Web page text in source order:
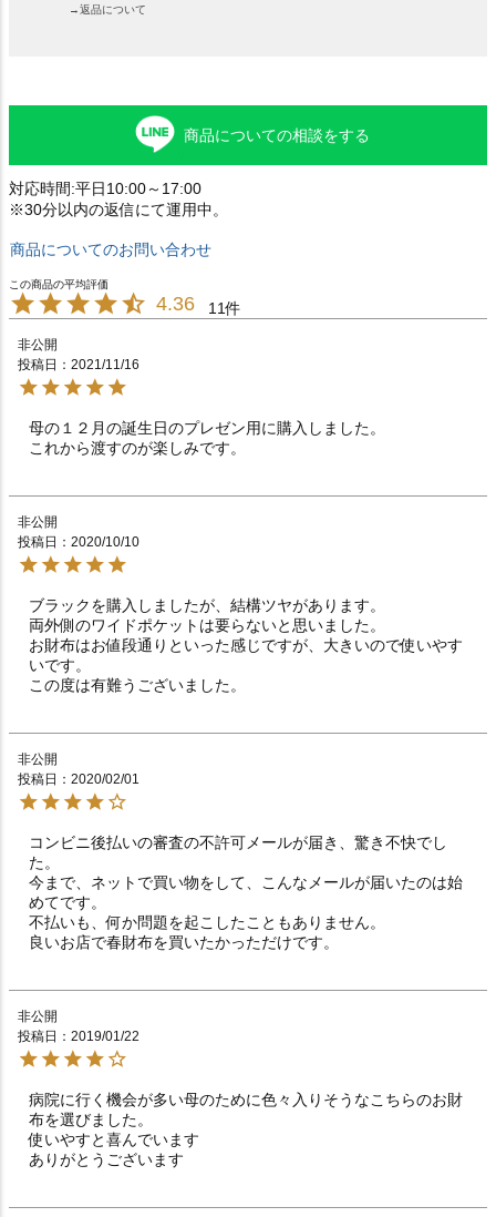
→返品について
商品についての相談をする
対応時間:平日10:00～17:00
※30分以内の返信にて運用中。
商品についてのお問い合わせ
4.36 11
非公開
投稿日
2021/11/16
母の１２月の誕生日のプレゼン用に購入しました。
これから渡すのが楽しみです。
非公開
投稿日
2020/10/10
ブラックを購入しましたが、結構ツヤがあります。
両外側のワイドポケットは要らないと思いました。
お財布はお値段通りといった感じですが、大きいので使いやす
いです。
非公開
投稿日
2020/02/01
コンビニ後払いの審査の不許可メールが届き、驚き不快でし
た。
今まで、ネットで買い物をして、こんなメールが届いたのは始
めてです。
不払いも、何か問題を起こしたこともありません。
非公開
投稿日
2019/01/22
病院に行く機会が多い母のために色々入りそうなこちらのお財
布を選びました。
使いやすと喜んでいます
ありがとうございます